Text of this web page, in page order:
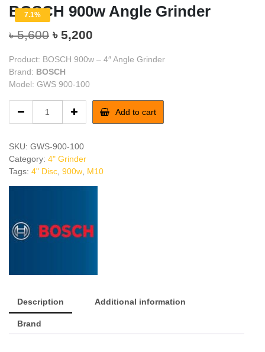
7.1%
BOSCH 900w Angle Grinder
৳5,600 Original
was:
৳ 5,600.
৳ 5,200
Product: BOSCH 900w – 4″ Angle Grinder
Brand: BOSCH
Model: GWS 900-100
900w
Grinder
quantity
Add to cart
SKU: GWS-900-100
Category: 4" Grinder
Tags: 4" Disc 900w M10
Description Additional information
Brand